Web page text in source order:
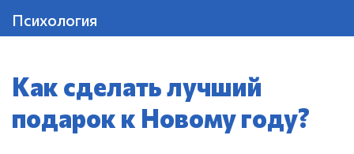
Психология
Как сделать лучший
подарок к Новому году?